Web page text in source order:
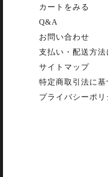
カートをみる
Q&A
お問い合わせ
支払い・配送方法
サイトマップ
特定商取引法に基
プライバシーポリ